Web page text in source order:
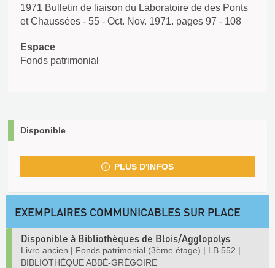
1971 Bulletin de liaison du Laboratoire de des Ponts
et Chaussées - 55 - Oct. Nov. 1971. pages 97 - 108
Espace
Fonds patrimonial
Disponible
PLUS D'INFOS
EXEMPLAIRES COMMUNICABLES SUR PLACE
Disponible à Bibliothèques de Blois/Agglopolys
Livre ancien | Fonds patrimonial (3ème étage) | LB 552 |
BIBLIOTHÈQUE ABBÉ-GRÉGOIRE